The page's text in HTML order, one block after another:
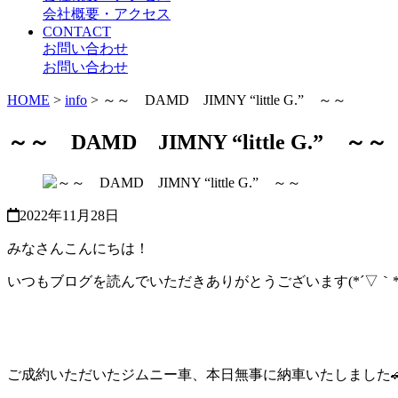
会社概要・アクセス
CONTACT
お問い合わせ
お問い合わせ
HOME > info > ～～ DAMD JIMNY “little G.” ～～
～～ DAMD JIMNY “little G.” ～～
2022年11月28日
みなさんこんにちは！
いつもブログを読んでいただきありがとうございます(*´▽｀
ご成約いただいたジムニー車、本日無事に納車いたしました